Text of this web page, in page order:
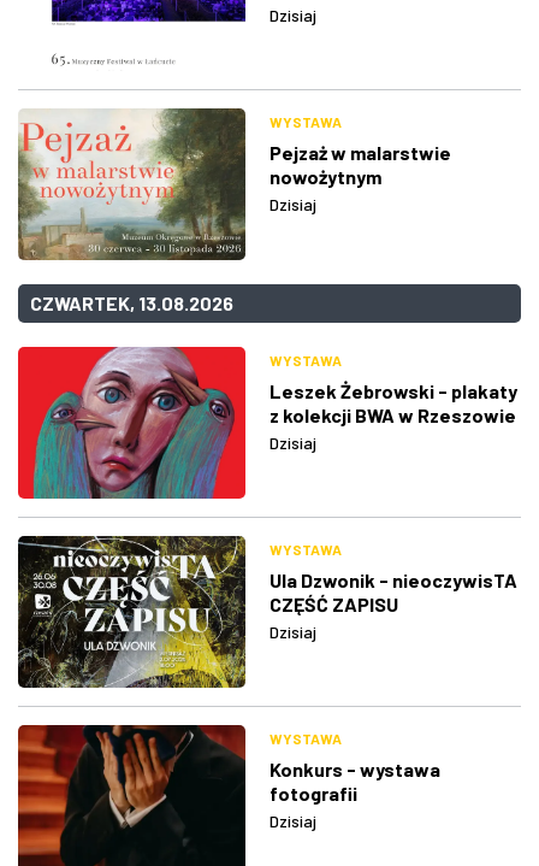
Dzisiaj
WYSTAWA
Pejzaż w malarstwie
nowożytnym
Dzisiaj
CZWARTEK, 13.08.2026
WYSTAWA
Leszek Żebrowski - plakaty
z kolekcji BWA w Rzeszowie
Dzisiaj
WYSTAWA
Ula Dzwonik - nieoczywisTA
CZĘŚĆ ZAPISU
Dzisiaj
WYSTAWA
Konkurs - wystawa
fotografii
Dzisiaj